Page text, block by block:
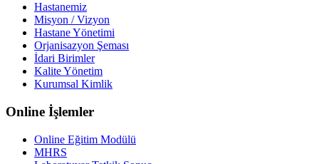
Hastanemiz
Misyon / Vizyon
Hastane Yönetimi
Orjanisazyon Şeması
İdari Birimler
Kalite Yönetim
Kurumsal Kimlik
Online İşlemler
Online Eğitim Modülü
MHRS